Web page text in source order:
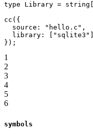
type Library = string
cc ({
  source:
"hello.c" ,
  library: [
"sqlite3"
});
1
2
3
4
5
6
symbols